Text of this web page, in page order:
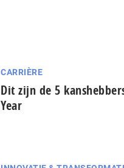
CARRIÈRE
Dit zijn de 5
Year